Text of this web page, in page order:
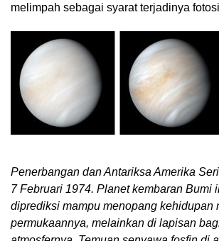
melimpah sebagai syarat terjadinya
Penerbangan dan Antariksa Amerika
7 Februari 1974. Planet kembaran Bumi
diprediksi mampu menopang kehidupan
permukaannya, melainkan di lapisan